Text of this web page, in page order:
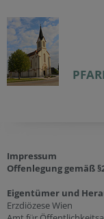
Impressum
Offenlegung gemäß
Eigentümer und
Erzdiözese Wien